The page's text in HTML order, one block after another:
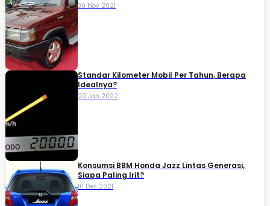
30 Nov 2021
Standar Kilometer Mobil Per Tahun, Berapa
Idealnya?
20 Jan 2022
Konsumsi BBM Honda Jazz Lintas Generasi,
Siapa Paling Irit?
10 Des 2021